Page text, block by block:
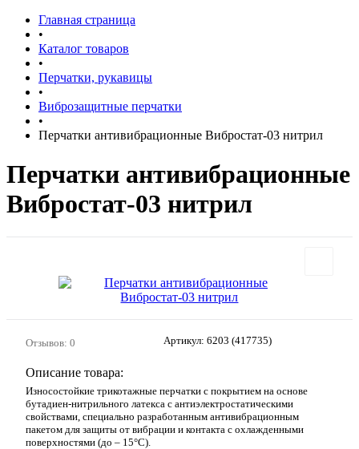
Главная страница
•
Каталог товаров
•
Перчатки, рукавицы
•
Виброзащитные перчатки
•
Перчатки антивибрационные Вибростат-03 нитрил
Перчатки антивибрационные
Вибростат-03 нитрил
Отзывов: 0 Артикул: 6203 (417735)
Описание товара:
Износостойкие трикотажные перчатки с покрытием на основе
бутадиен-нитрильного латекса с антиэлектростатическими
свойствами, специально разработанным антивибрационным
пакетом для защиты от вибрации и контакта с охлажденными
поверхностями (до – 15°С).